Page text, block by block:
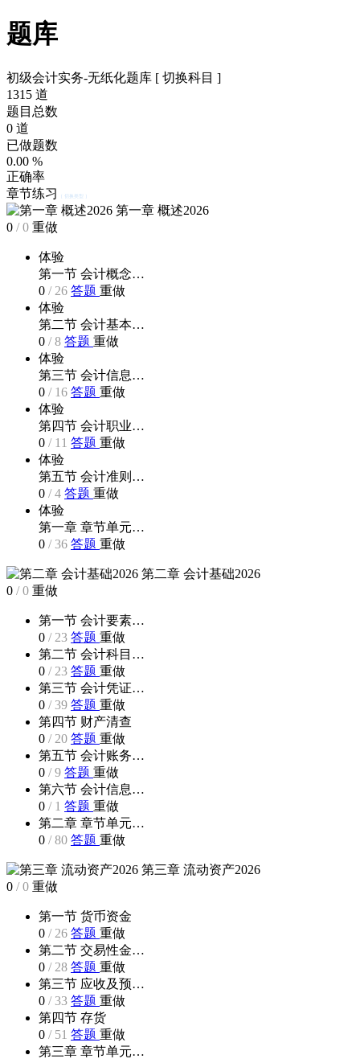
题库
初级会计实务-无纸化题库 [ 切换科目 ]
1315 道
题目总数
0 道
已做题数
0.00 %
正确率
章节练习
[ 切换类型 ]
第一章 概述2026
0 /0 重做
体验
第一节 会计概念…
0 / 26 答题 重做
体验
第二节 会计基本…
0 /8 答题 重做
体验
第三节 会计信息…
0 / 16 答题 重做
体验
第四节 会计职业…
0 / 11 答题 重做
体验
第五节 会计准则…
0 /4 答题 重做
体验
第一章 章节单元…
0 / 36 答题 重做
第二章 会计基础2026
0 /0 重做
第一节 会计要素…
0 / 23 答题 重做
第二节 会计科目…
0 / 23 答题 重做
第三节 会计凭证…
0 / 39 答题 重做
第四节 财产清查
0 / 20 答题 重做
第五节 会计账务…
0 /9 答题 重做
第六节 会计信息…
0 / 1 答题 重做
第二章 章节单元…
0 /80 答题 重做
第三章 流动资产2026
0 /0 重做
第一节 货币资金
0 / 26 答题 重做
第二节 交易性金…
0 / 28 答题 重做
第三节 应收及预…
0 / 33 答题 重做
第四节 存货
0 / 51 答题 重做
第三章 章节单元…